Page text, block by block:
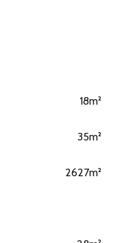
18m²
35m²
2627m²